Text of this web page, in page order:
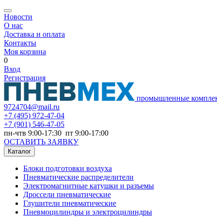
Новости
О нас
Доставка и оплата
Контакты
Моя корзина
0
Вход
Регистрация
промышленные
9724704@mail.ru
+7 (495) 972-47-04
+7 (901) 546-47-05
пн-чтв 9:00-17:30 пт 9:00-17:00
ОСТАВИТЬ ЗАЯВКУ
Каталог
Блоки подготовки воздуха
Пневматические распределители
Электромагнитные катушки и разъемы
Дроссели пневматические
Глушители пневматические
Пневмоцилиндры и электроцилиндры